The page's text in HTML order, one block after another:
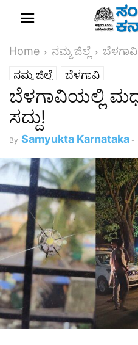
Home ನಮ್ಮ ಜಿಲ್ಲೆ ಬೆಳಗಾವಿ
ನಮ್ಮ ಜಿಲ್ಲೆ ಬೆಳಗಾವಿ
ಬೆಳಗಾವಿಯಲ್ಲಿ
ಸದ್ದು!
By Samyukta Karnataka -